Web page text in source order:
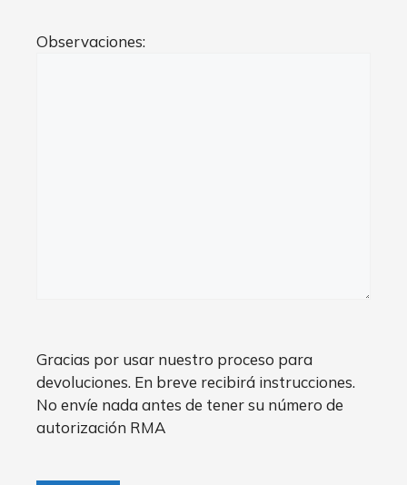
Observaciones:
Gracias por usar nuestro proceso para
devoluciones. En breve recibirá instrucciones.
No envíe nada antes de tener su número de
autorización RMA